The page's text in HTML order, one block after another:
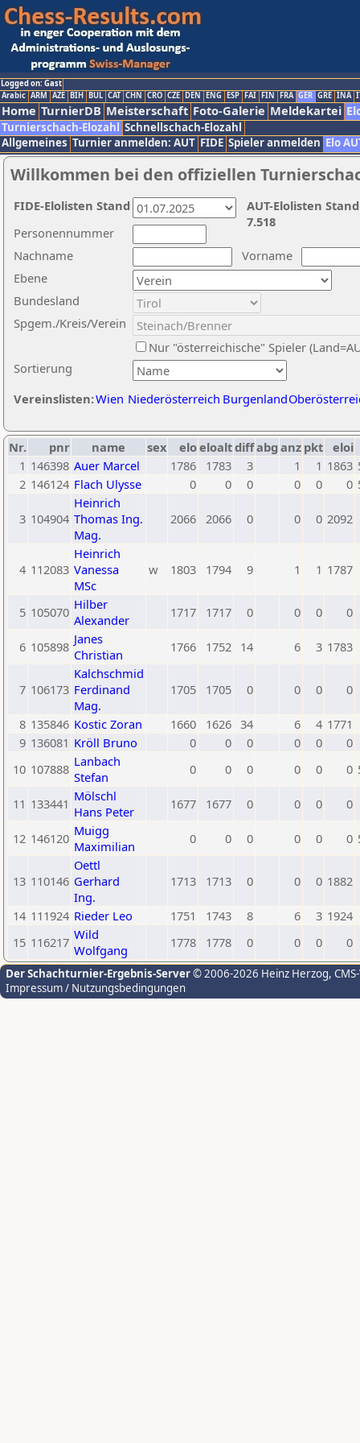
Logged on: Gast
Arabic ARM AZE BIH BUL CAT CHN CRO CZE DEN ENG ESP FAI FIN FRA GER GRE INA
Home TurnierDB Meisterschaft Foto-Galerie Meldekartei
Turnierschach-Elozahl Schnellschach-Elozahl
Allgemeines Turnier anmelden: AUT FIDE Spieler anmelden Elo
Willkommen bei den offiziellen
Nachname
Vorname
Ebene
Sortierung
Personennummer
Bundesland
Spgem./Kreis/Verein
Nur "österreichische" Spieler
Vereinslisten:Wien Niederösterreich Burgenland
AUT-Elolisten
7.518
FIDE-Elolisten Stand
Nr. pnr name sex eloeloaltdiffabg anz pkt eloi
1 146398 Auer Marcel 1786 1783 3 1 1 1863
2 146124 Flach Ulysse 0 0 0 0 0 0
3 104904
Heinrich
Thomas Ing.
Mag.
2066 2066 0 0 0 2092
4 112083
Heinrich
Vanessa
MSc
w 1803 1794 9 1 1 1787
5 105070 Hilber
Alexander
1717 1717 0 0 0 0
6 105898 Janes
Christian
1766 1752 14 6 3 1783
7 106173
Kalchschmid
Ferdinand
Mag.
1705 1705 0 0 0 0
8 135846 Kostic Zoran 1660 1626 34 6 4 1771
9 136081 Kröll Bruno 0 0 0 0 0
0
10 107888 Lanbach
Stefan
0 0 0 0 0 0
11 133441 Mölschl
Hans Peter
1677 1677 0 0 0 0
12 146120 Muigg
Maximilian
0 0 0 0 0 0
13 110146
Oettl
Gerhard
Ing.
1713 1713 0 0 0 1882
14 111924 Rieder Leo 1751 1743 8 6 3 1924
15 116217 Wild
Wolfgang
1778 1778 0 0 0 0
Der Schachturnier-Ergebnis-Server© 2006-2026 Heinz Herzog,
Impressum / Nutzungsbedingungen